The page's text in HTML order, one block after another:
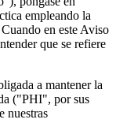
empleando la
en este Aviso
que se refiere
a mantener la
("PHI", por sus
nuestras